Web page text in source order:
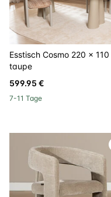
Esstisch Cosmo 220 x 110
taupe
599.95 €
7-11 Tage